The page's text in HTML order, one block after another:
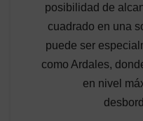
posibilidad de
cuadrado en una
puede ser
como Ardales,
en nivel